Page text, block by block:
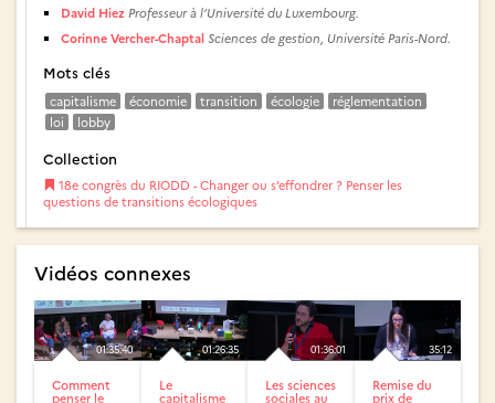
David Hiez Professeur à l’Université du Luxembourg.
Corinne Vercher-Chaptal Sciences de gestion, Université Paris-Nord.
Mots clés
capitalisme économie transition écologie
réglementation
loi
lobby
Collection
18e congrès du RIODD - Changer ou s’effondrer ? Penser les
questions de transitions écologiques
Vidéos connexes
01:35:40
Comment
penser le
01:26:35
Le
capitalisme
01:36:01
Les sciences
sociales au
35:12
Remise du
prix de